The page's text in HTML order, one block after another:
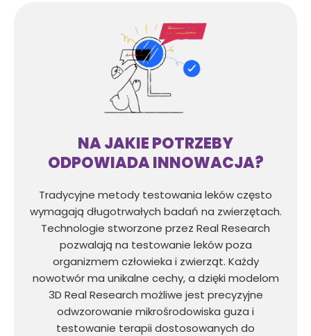
NA JAKIE POTRZEBY
ODPOWIADA INNOWACJA?
Tradycyjne metody testowania leków często
wymagają długotrwałych badań na zwierzętach.
Technologie stworzone przez Real Research
pozwalają na testowanie leków poza
organizmem człowieka i zwierząt. Każdy
nowotwór ma unikalne cechy, a dzięki modelom
3D Real Research możliwe jest precyzyjne
odwzorowanie mikrośrodowiska guza i
testowanie terapii dostosowanych do